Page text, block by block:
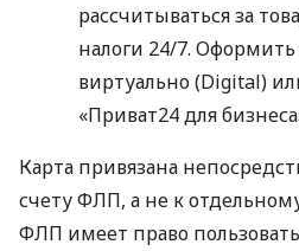
рассчитываться за
налоги 24/7.
виртуально (Digital)
«Приват24 для
Карта привязана
счету ФЛП, а не к
ФЛП имеет право